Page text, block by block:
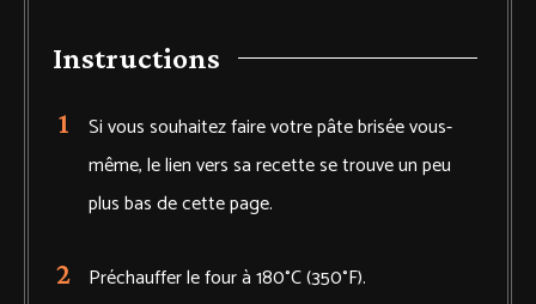
Instructions
Si vous souhaitez faire votre pâte brisée vous-
même, le lien vers sa recette se trouve un peu
plus bas de cette page.
Préchauffer le four à 180°C (350°F).